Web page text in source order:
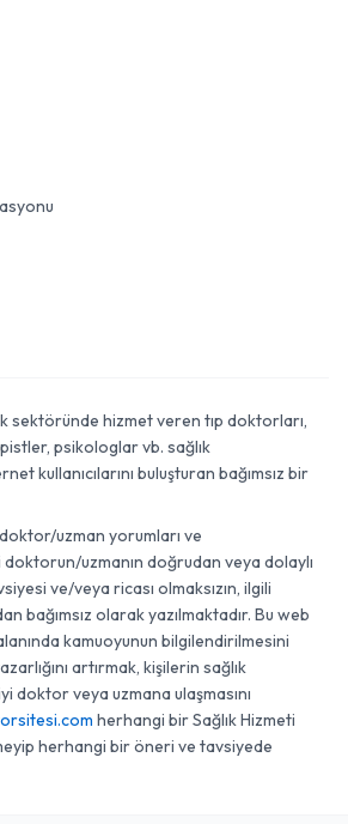
sektöründe hizmet veren tıp doktorları,
psikologlar vb. sağlık
kullanıcılarını buluşturan bağımsız bir
uzman yorumları ve
uzmanın doğrudan veya dolaylı
ve/veya ricası olmaksızın, ilgili
bağımsız olarak yazılmaktadır. Bu web
kamuoyunun bilgilendirilmesini
artırmak, kişilerin sağlık
doktor veya uzmana ulaşmasını
herhangi bir Sağlık Hizmeti
herhangi bir öneri ve tavsiyede